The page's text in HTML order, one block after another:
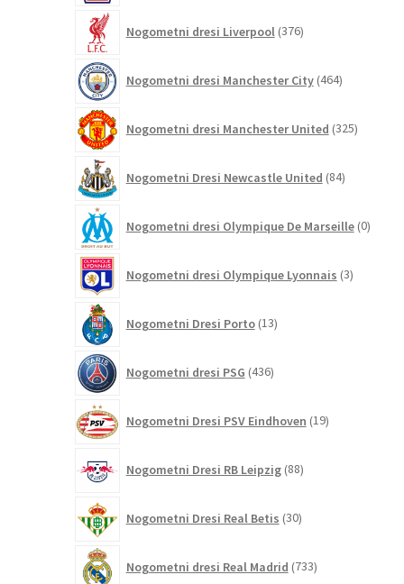
Nogometni dresi Liverpool 376izdelkov
Nogometni dresi Manchester City 464izdelkov
Nogometni dresi Manchester United 325izdelkov
Nogometni Dresi Newcastle United 84izdelkov
Nogometni dresi Olympique De Marseille 0
Nogometni dresi Olympique Lyonnais 3izdelki
Nogometni Dresi Porto 13izdelkov
Nogometni dresi PSG 436izdelkov
Nogometni Dresi PSV Eindhoven 19izdelkov
Nogometni Dresi RB Leipzig 88izdelkov
Nogometni Dresi Real Betis 30izdelkov
Nogometni dresi Real Madrid 733izdelkov